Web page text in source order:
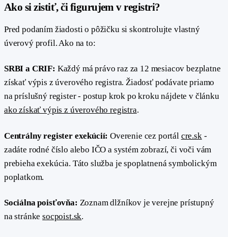
Ako si zistiť, či figurujem v registri?
Pred podaním žiadosti o pôžičku si skontrolujte vlastný
úverový profil. Ako na to:
SRBI a CRIF: Každý má právo raz za 12 mesiacov bezplatne
získať výpis z úverového registra. Žiadosť podávate priamo
na príslušný register - postup krok po kroku nájdete v článku
ako získať výpis z úverového registra.
Centrálny register exekúcií: Overenie cez portál cre.sk-
zadáte rodné číslo alebo IČO a systém zobrazí, či voči vám
prebieha exekúcia. Táto služba je spoplatnená symbolickým
poplatkom.
Sociálna poisťovňa: Zoznam dlžníkov je verejne prístupný
na stránkesocpoist.sk.